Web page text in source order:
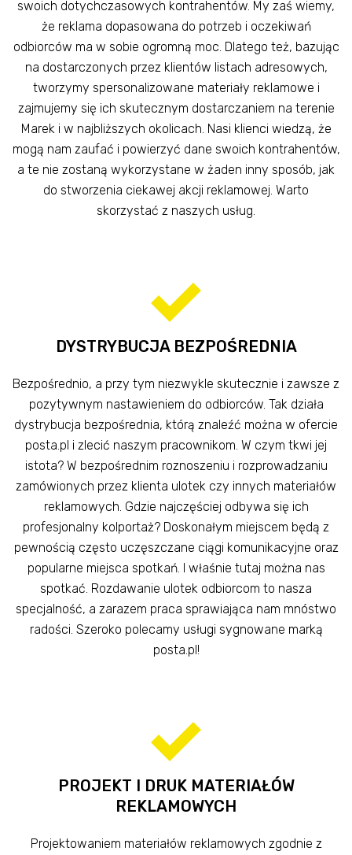
swoich dotychczasowych kontrahentów. My zaś wiemy,
że reklama dopasowana do potrzeb i oczekiwań
odbiorców ma w sobie ogromną moc. Dlatego też, bazując
na dostarczonych przez klientów listach adresowych,
tworzymy spersonalizowane materiały reklamowe i
zajmujemy się ich skutecznym dostarczaniem na terenie
Marek i w najbliższych okolicach. Nasi klienci wiedzą, że
mogą nam zaufać i powierzyć dane swoich kontrahentów,
a te nie zostaną wykorzystane w żaden inny sposób, jak
do stworzenia ciekawej akcji reklamowej. Warto
skorzystać z naszych usług.
DYSTRYBUCJA BEZPOŚREDNIA
Bezpośrednio, a przy tym niezwykle skutecznie i zawsze z
pozytywnym nastawieniem do odbiorców. Tak działa
dystrybucja bezpośrednia, którą znaleźć można w ofercie
posta.pl i zlecić naszym pracownikom. W czym tkwi jej
istota? W bezpośrednim roznoszeniu i rozprowadzaniu
zamówionych przez klienta ulotek czy innych materiałów
reklamowych. Gdzie najczęściej odbywa się ich
profesjonalny kolportaż? Doskonałym miejscem będą z
pewnością często uczęszczane ciągi komunikacyjne oraz
popularne miejsca spotkań. I właśnie tutaj można nas
spotkać. Rozdawanie ulotek odbiorcom to nasza
specjalność, a zarazem praca sprawiająca nam mnóstwo
radości. Szeroko polecamy usługi sygnowane marką
posta.pl!
PROJEKT I DRUK MATERIAŁÓW
REKLAMOWYCH
Projektowaniem materiałów reklamowych zgodnie z